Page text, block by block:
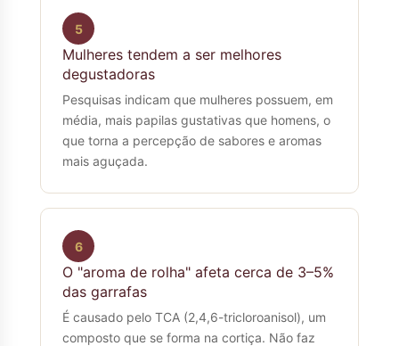
5
Mulheres tendem a ser melhores
degustadoras
Pesquisas indicam que mulheres possuem, em
média, mais papilas gustativas que homens, o
que torna a percepção de sabores e aromas
mais aguçada.
6
O "aroma de rolha" afeta cerca de 3–5%
das garrafas
É causado pelo TCA (2,4,6-tricloroanisol), um
composto que se forma na cortiça. Não faz